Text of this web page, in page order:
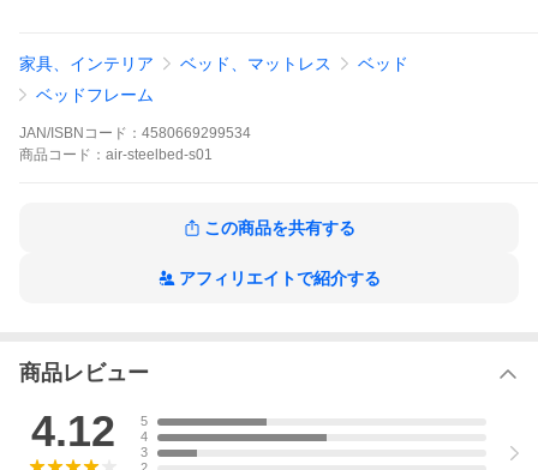
約31.5kg
【材質】
スチール（粉体塗装）、合成樹脂化粧繊維板（メラミン樹脂化粧
板）
m、合計1500wまで対応）
家具、インテリア ベッド、マットレス
ベッド
ベッドフレーム
JAN/ISBNコード： 4580669299534
商品 コード： air-steelbed-s01
この商品を共有する
アフィリエイトで紹介する
商品レビュー
4.12
5
4
3